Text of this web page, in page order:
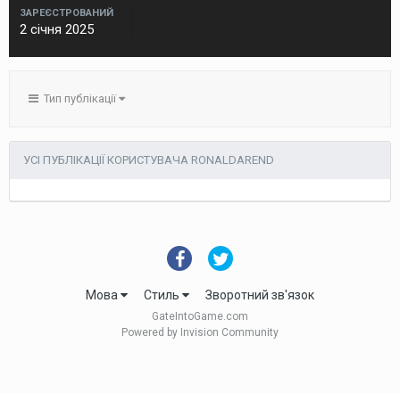
ЗАРЕЄСТРОВАНИЙ
2 січня 2025
Тип публікації
УСІ ПУБЛІКАЦІЇ КОРИСТУВАЧА RONALDAREND
Мова Стиль Зворотний зв'язок
GateIntoGame.com
Powered by Invision Community